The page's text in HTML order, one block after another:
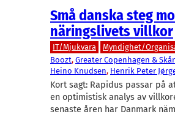
Små danska steg
näringslivets villkor
IT/Mjukvara Myndighet/
Boozt, Greater Copenhagen &
Heino Knudsen, Henrik Peter
Kort sagt: Rapidus passar på
en optimistisk analys av
senaste åren har Danmark